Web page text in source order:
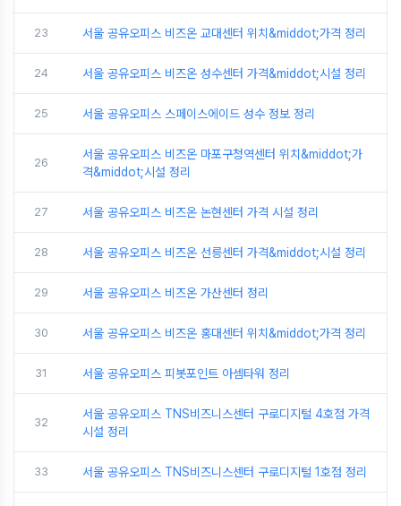
23 서울 공유오피스 비즈온 교대센터 위치&middot;가격 정리
24 서울 공유오피스 비즈온 성수센터 가격&middot;시설 정리
25 서울 공유오피스 스페이스에이드 성수 정보 정리
26
서울 공유오피스 비즈온 마포구청역센터 위치&middot;가
격&middot;시설 정리
27 서울 공유오피스 비즈온 논현센터 가격 시설 정리
28 서울 공유오피스 비즈온 선릉센터 가격&middot;시설 정리
29 서울 공유오피스 비즈온 가산센터 정리
30 서울 공유오피스 비즈온 홍대센터 위치&middot;가격 정리
31 서울 공유오피스 피봇포인트 아셈타워 정리
32
서울 공유오피스 TNS비즈니스센터 구로디지털 4호점 가격
시설 정리
33 서울 공유오피스 TNS비즈니스센터 구로디지털 1호점 정리